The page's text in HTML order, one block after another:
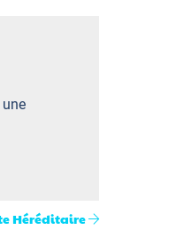
Héréditaire